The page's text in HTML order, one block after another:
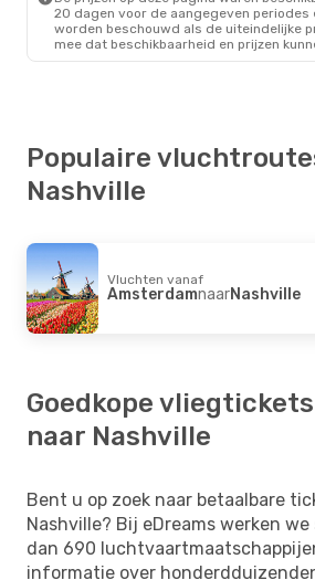
20 dagen voor de aangegeven periodes
worden beschouwd als de uiteindelijke
mee dat beschikbaarheid en prijzen
Populaire
Nashville
Vluchten vanaf
AmsterdamnaarNashville
Goedkope
naar Nashville
Bent u op zoek naar betaalbare
Nashville? Bij eDreams werken
dan 690
informatie over